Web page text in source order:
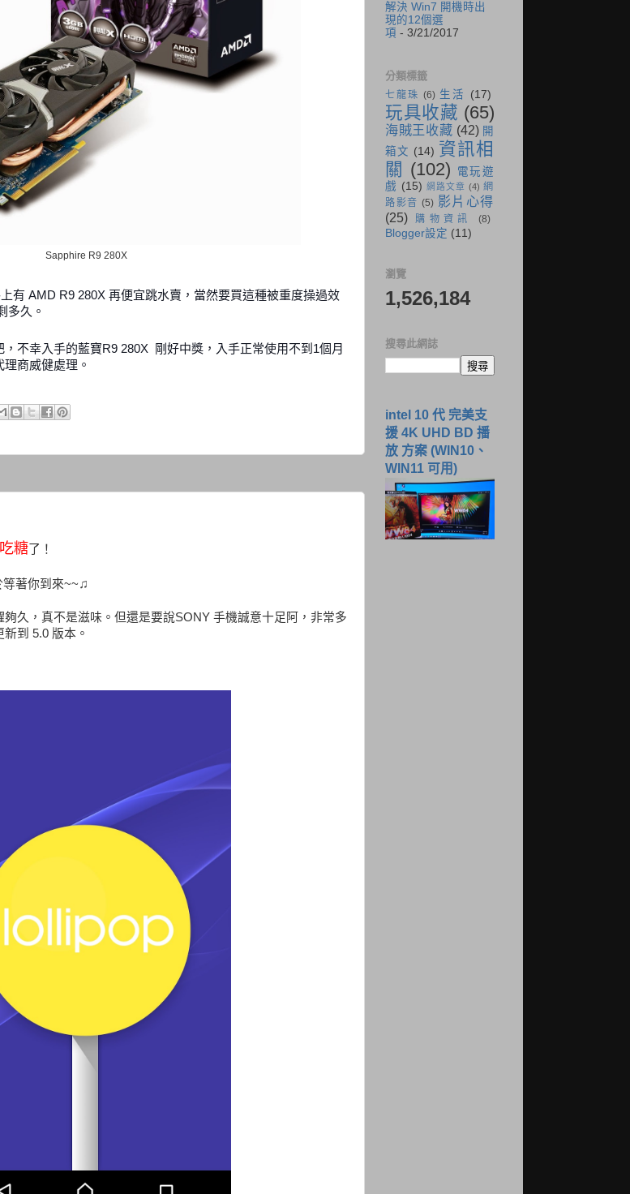
Sapphire R9 280X
有 AMD R9 280X 再便宜跳水賣，當然要買這種被重度操過效
多久。
不幸入手的藍寶R9 280X 剛好中獎，入手正常使用不到1個月
商威健處理。
吃糖了！
等著你到來~~♫
久，真不是滋味。但還是要說SONY 手機誠意十足阿，非常多
到 5.0 版本。
解決 Win7 開機時出
現的12個選
項 - 3/21/2017
分類標籤
七龍珠 (6) 生活 (17)
玩具收藏 (65)
海賊王收藏 (42) 開
箱文 (14) 資訊相
關 (102)
電玩遊
戲 (15) 網路文章 (4) 網
路影音 (5) 影片心得
(25)
購物資訊 (8)
Blogger設定 (11)
瀏覽
1,526,184
搜尋此網誌
intel 10 代 完美支
援 4K UHD BD 播
放 方案 (WIN10、
WIN11 可用)